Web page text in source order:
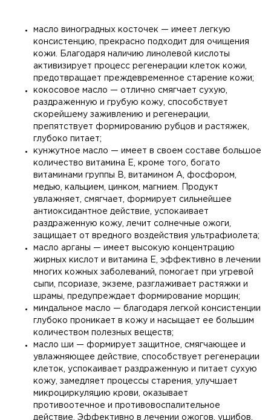
масло виноградных косточек — имеет легкую
консистенцию, прекрасно подходит для очищения
кожи. Благодаря наличию линолевой кислоты
активизирует процесс регенерации клеток кожи,
предотвращает преждевременное старение кожи;
кокосовое масло — отлично смягчает сухую,
раздраженную и грубую кожу, способствует
скорейшему заживлению и регенерации,
препятствует формированию рубцов и растяжек,
глубоко питает;
кунжутное масло — имеет в своем составе большое
количество витамина Е, кроме того, богато
витаминами группы В, витамином А, фосфором,
медью, кальцием, цинком, магнием. Продукт
увлажняет, смягчает, формирует сильнейшее
антиоксидантное действие, успокаивает
раздраженную кожу, лечит солнечные ожоги,
защищает от вредного воздействия ультрафиолета;
масло арганы — имеет высокую концентрацию
жирных кислот и витамина Е, эффективно в лечении
многих кожных заболеваний, помогает при угревой
сыпи, псориазе, экземе, разглаживает растяжки и
шрамы, предупреждает формирование морщин;
миндальное масло — благодаря легкой консистенции
глубоко проникает в кожу и насыщает ее большим
количеством полезных веществ;
масло ши — формирует защитное, смягчающее и
увлажняющее действие, способствует регенерации
клеток, успокаивает раздраженную и питает сухую
кожу, замедляет процессы старения, улучшает
микроциркуляцию крови, оказывает
противоотечное и противовоспалительное
действие. Эффективно в лечении ожогов, ушибов,